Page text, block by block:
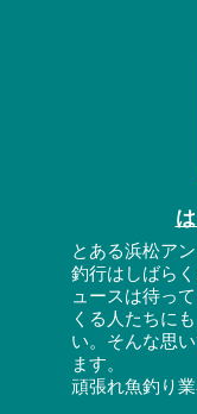
とある浜松ア
釣行はしばら
ュースは待っ
くる人たちに
い。そんな思
ます。
頑張れ魚釣り業